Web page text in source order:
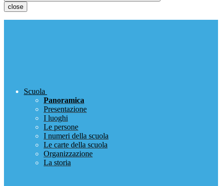
close
Scuola
Panoramica
Presentazione
I luoghi
Le persone
I numeri della scuola
Le carte della scuola
Organizzazione
La storia